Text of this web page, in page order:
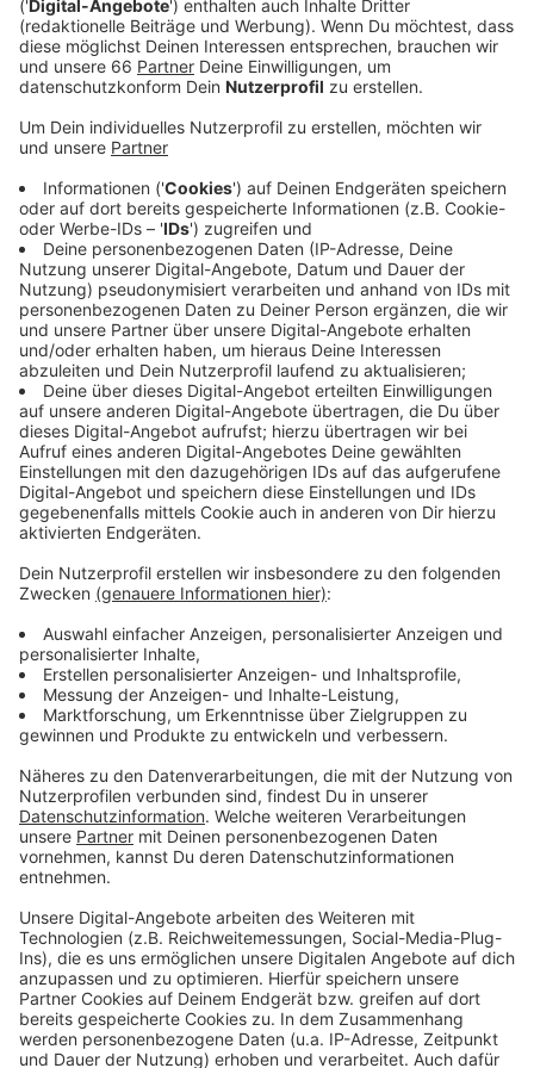
den Radleitrouten.
Veröffentlicht:Donnerstag, 14.12.2023 05:55
Anzeige
Keller wollte sie erst später anpacken, die Politik
dagegen dran bleiben. Konkret geht es um die Routen
3 bis 6. Für sie sollen Machbarkeitsstudien in den
beiden kommenden Jahren erstellt werden, was den
Prozess beschleunigen soll. Die Routen 1 und 2 sind
bereits finanziert, aber noch nicht im Bau. Bei der
Radleitroute 1 soll der Bau nächstes Jahr beginnen,
was aufwändig wird: Unter anderem müssen der
Nordstern und der Freiligrathplatz umgebaut werden.
Anzeige
Weitere Infos und Links zum Thema:
Anzeige
Das steckt hinter den geplanten Radleitrouten
OB Keller spricht bisher nur von Radleitroute 1
Route 1 wurde bereits vor zwei Jahren
beschlossen - und der Baustart ist noch nicht
erfolgt
Anzeige